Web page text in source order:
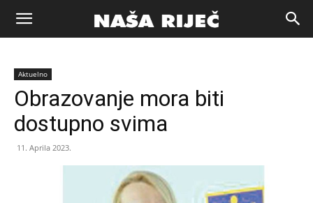
Naša
riječ
Aktuelno
Obrazovanje mora biti
dostupno svima
11. Aprila 2023.